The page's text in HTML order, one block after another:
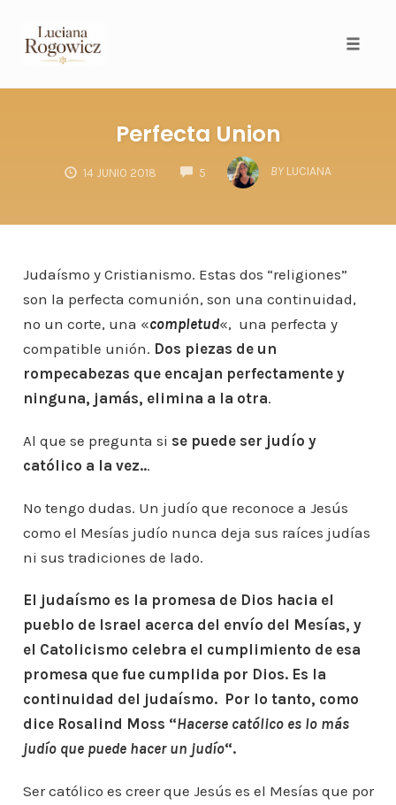
Perfecta Union
14 JUNIO 2018 5
COMMENTS
BY LUCIANA
Judaísmo y Cristianismo. Estas dos “religiones”
son la perfecta comunión, son una continuidad,
no un corte, una «completud«, una perfecta y
compatible unión. Dos piezas de un
rompecabezas que encajan perfectamente y
ninguna, jamás, elimina a la otra.
Al que se pregunta si se puede ser judío y
católico a la vez...
No tengo dudas. Un judío que reconoce a Jesús
como el Mesías judío nunca deja sus raíces judías
ni sus tradiciones de lado.
El judaísmo es la promesa de Dios hacia el
pueblo de Israel acerca del envío del Mesías, y
el Catolicismo celebra el cumplimiento de esa
promesa que fue cumplida por Dios. Es la
continuidad del judaísmo. Por lo tanto, como
dice Rosalind Moss “Hacerse católico es lo más
judío que puede hacer un judío“.
Ser católico es creer que Jesús es el Mesías que por